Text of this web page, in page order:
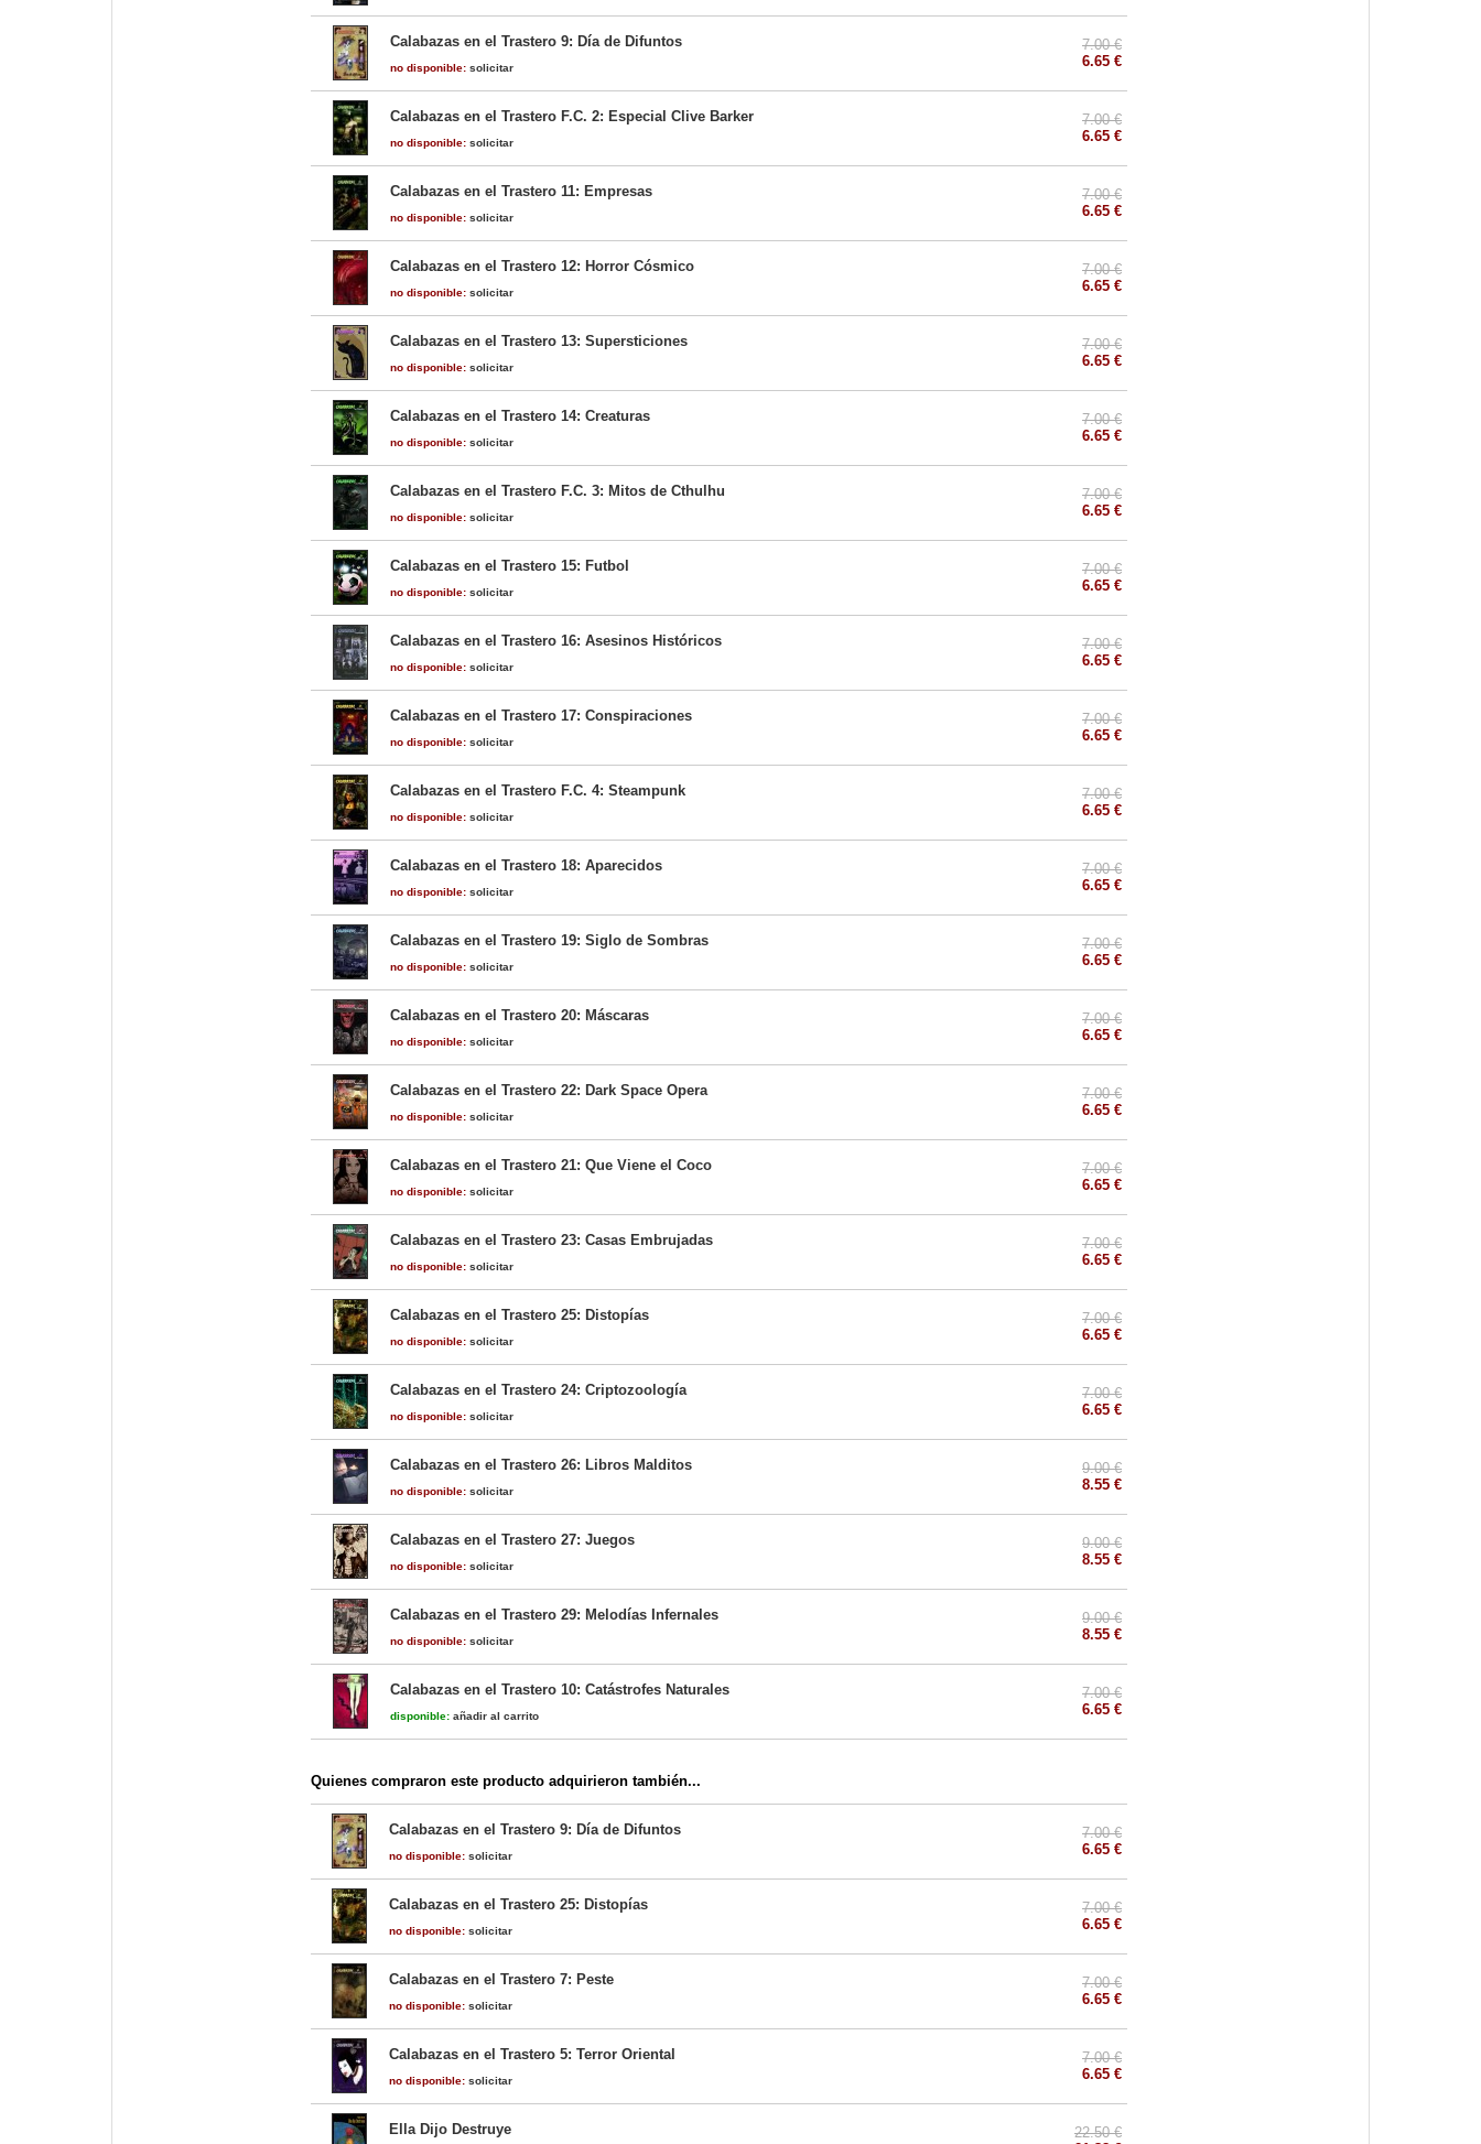
Calabazas en el Trastero 9: Día de Difuntos
no disponible: solicitar
7.00 €
6.65 €
Calabazas en el Trastero F.C. 2: Especial Clive Barker
no disponible: solicitar
7.00 €
6.65 €
Calabazas en el Trastero 11: Empresas
no disponible: solicitar
7.00 €
6.65 €
Calabazas en el Trastero 12: Horror Cósmico
no disponible: solicitar
7.00 €
6.65 €
Calabazas en el Trastero 13: Supersticiones
no disponible: solicitar
7.00 €
6.65 €
Calabazas en el Trastero 14: Creaturas
no disponible: solicitar
7.00 €
6.65 €
Calabazas en el Trastero F.C. 3: Mitos de Cthulhu
no disponible: solicitar
7.00 €
6.65 €
Calabazas en el Trastero 15: Futbol
no disponible: solicitar
7.00 €
6.65 €
Calabazas en el Trastero 16: Asesinos Históricos
no disponible: solicitar
7.00 €
6.65 €
Calabazas en el Trastero 17: Conspiraciones
no disponible: solicitar
7.00 €
6.65 €
Calabazas en el Trastero F.C. 4: Steampunk
no disponible: solicitar
7.00 €
6.65 €
Calabazas en el Trastero 18: Aparecidos
no disponible: solicitar
7.00 €
6.65 €
Calabazas en el Trastero 19: Siglo de Sombras
no disponible: solicitar
7.00 €
6.65 €
Calabazas en el Trastero 20: Máscaras
no disponible: solicitar
7.00 €
6.65 €
Calabazas en el Trastero 22: Dark Space Opera
no disponible: solicitar
7.00 €
6.65 €
Calabazas en el Trastero 21: Que Viene el Coco
no disponible: solicitar
7.00 €
6.65 €
Calabazas en el Trastero 23: Casas Embrujadas
no disponible: solicitar
7.00 €
6.65 €
Calabazas en el Trastero 25: Distopías
no disponible: solicitar
7.00 €
6.65 €
Calabazas en el Trastero 24: Criptozoología
no disponible: solicitar
7.00 €
6.65 €
Calabazas en el Trastero 26: Libros Malditos
no disponible: solicitar
9.00 €
8.55 €
Calabazas en el Trastero 27: Juegos
no disponible: solicitar
9.00 €
8.55 €
Calabazas en el Trastero 29: Melodías Infernales
no disponible: solicitar
9.00 €
8.55 €
Calabazas en el Trastero 10: Catástrofes Naturales
disponible: añadir al carrito
7.00 €
6.65 €
Quienes compraron este producto adquirieron también...
Calabazas en el Trastero 9: Día de Difuntos
no disponible: solicitar
7.00 €
6.65 €
Calabazas en el Trastero 25: Distopías
no disponible: solicitar
7.00 €
6.65 €
Calabazas en el Trastero 7: Peste
no disponible: solicitar
7.00 €
6.65 €
Calabazas en el Trastero 5: Terror Oriental
no disponible: solicitar
7.00 €
6.65 €
Ella Dijo Destruye
22.50 €